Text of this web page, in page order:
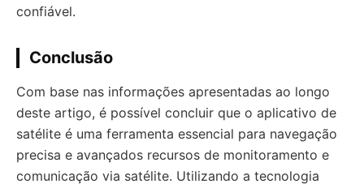
confiável.
Conclusão
Com base nas informações apresentadas ao longo
deste artigo, é possível concluir que o aplicativo de
satélite é uma ferramenta essencial para navegação
precisa e avançados recursos de monitoramento e
comunicação via satélite. Utilizando a tecnologia